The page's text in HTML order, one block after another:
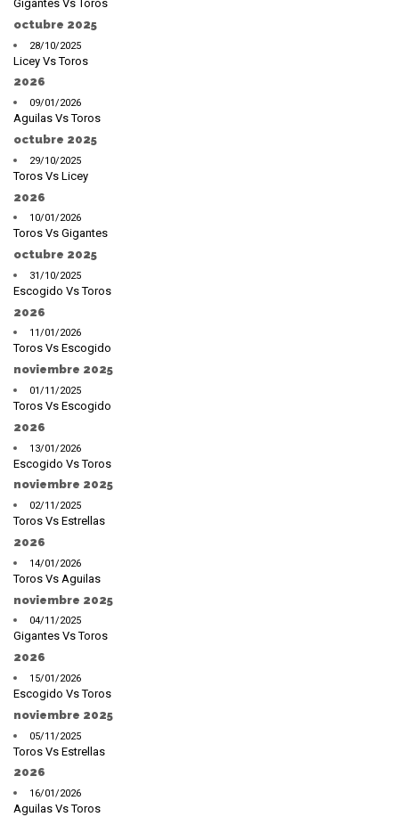
Gigantes Vs Toros
octubre 2025
28/10/2025
Licey Vs Toros
2026
09/01/2026
Aguilas Vs Toros
octubre 2025
29/10/2025
Toros Vs Licey
2026
10/01/2026
Toros Vs Gigantes
octubre 2025
31/10/2025
Escogido Vs Toros
2026
11/01/2026
Toros Vs Escogido
noviembre 2025
01/11/2025
Toros Vs Escogido
2026
13/01/2026
Escogido Vs Toros
noviembre 2025
02/11/2025
Toros Vs Estrellas
2026
14/01/2026
Toros Vs Aguilas
noviembre 2025
04/11/2025
Gigantes Vs Toros
2026
15/01/2026
Escogido Vs Toros
noviembre 2025
05/11/2025
Toros Vs Estrellas
2026
16/01/2026
Aguilas Vs Toros